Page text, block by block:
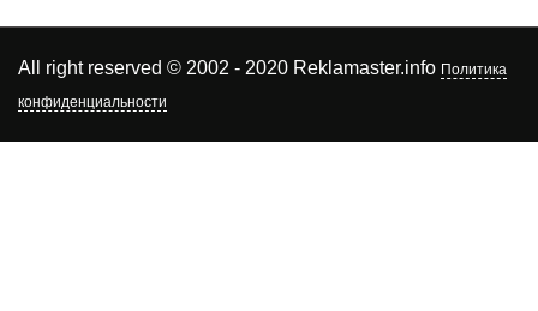
All right reserved © 2002 - 2020 Reklamaster.info Политика
конфиденциальности